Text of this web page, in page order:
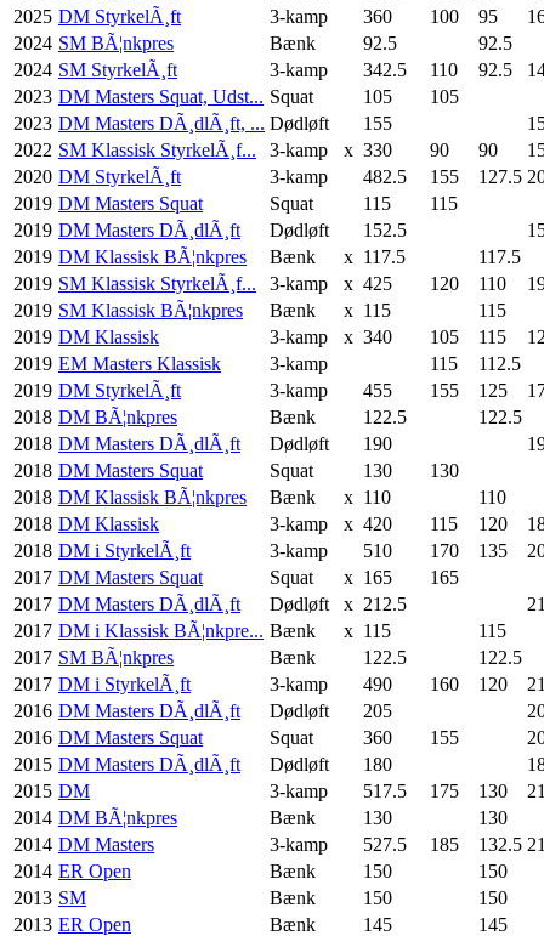
2025 DM StyrkelÃ¸ft 3-kamp 360 100 95
2024 SM BÃ¦nkpres Bænk 92.5
92.5
2024 SM StyrkelÃ¸ft 3-kamp 342.5 110 92.5
2023 DM Masters Squat, Udst... Squat 105
105
2023 DM Masters DÃ¸dlÃ¸ft, ... Dødløft 155
2022 SM Klassisk StyrkelÃ¸f... 3-kamp x 330 90 90
2020 DM StyrkelÃ¸ft 3-kamp 482.5 155 127.5
2019 DM Masters Squat Squat 115
115
2019 DM Masters DÃ¸dlÃ¸ft Dødløft 152.5
2019 DM Klassisk BÃ¦nkpres Bænk x 117.5
117.5
2019 SM Klassisk StyrkelÃ¸f... 3-kamp x 425 120 110
2019 SM Klassisk BÃ¦nkpres Bænk x 115
115
2019 DM Klassisk 3-kamp x 340 105 115
2019 EM Masters Klassisk 3-kamp 115
112.5
2019 DM StyrkelÃ¸ft 3-kamp 455 155 125
2018 DM BÃ¦nkpres Bænk 122.5
122.5
2018 DM Masters DÃ¸dlÃ¸ft Dødløft 190
2018 DM Masters Squat Squat 130
130
2018 DM Klassisk BÃ¦nkpres Bænk x 110
110
2018 DM Klassisk 3-kamp x 420 115 120
2018 DM i StyrkelÃ¸ft 3-kamp 510 170 135
2017 DM Masters Squat Squat x 165
165
2017 DM Masters DÃ¸dlÃ¸ft Dødløft x 212.5
2017 DM i Klassisk BÃ¦nkpre... Bænk x 115
115
2017 SM BÃ¦nkpres Bænk 122.5
122.5
2017 DM i StyrkelÃ¸ft 3-kamp 490 160 120
2016 DM Masters DÃ¸dlÃ¸ft Dødløft 205
2016 DM Masters Squat Squat 360 155
2015 DM Masters DÃ¸dlÃ¸ft Dødløft 180
2015 DM 3-kamp 517.5 175 130
2014 DM BÃ¦nkpres Bænk 130
130
2014 DM Masters 3-kamp 527.5 185 132.5
2014 ER Open Bænk 150
150
2013 SM Bænk 150
150
2013 ER Open Bænk 145
145